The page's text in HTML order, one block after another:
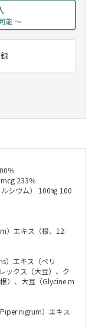
能 ～
％
233％
シウム） 100㎎ 100
）エキス（根、12:
）エキス（ベリ
ックス（大豆）、ク
）、大豆（Glycine m
nigrum）エキス